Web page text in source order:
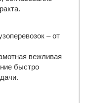
– от
вежливая
быстро